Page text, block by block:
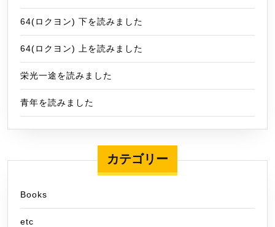
64(ロクヨン) 下を読みました
64(ロクヨン) 上を読みました
栄光一途を読みました
青年を読みました
カテゴリー
Books
etc